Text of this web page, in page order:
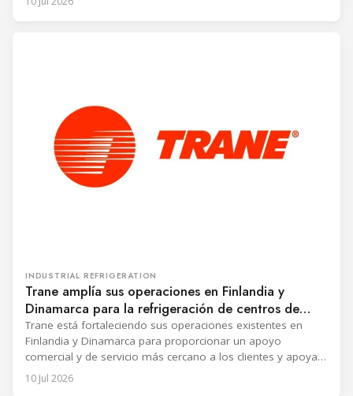
animales con temperatura controlada de la región central
INDUSTRIAL REFRIGERATION
Trane amplía sus operaciones en Finlandia y
Dinamarca para la refrigeración de centros de
datos
Trane está fortaleciendo sus operaciones existentes en
Finlandia y Dinamarca para proporcionar un apoyo
comercial y de servicio más cercano a los clientes y apoyar
un mayor desarrollo de centros de datos en la región
nórdica. La empresa ofrecerá su portafolio de soluciones
10 Jul 2026